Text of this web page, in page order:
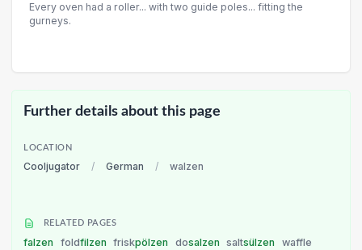
Every oven had a roller... with two guide poles... fitting the
gurneys.
Further details about this page
LOCATION
Cooljugator / German / walzen
RELATED PAGES
falzen foldfilzen friskpölzen dosalzen saltsülzen
waffle